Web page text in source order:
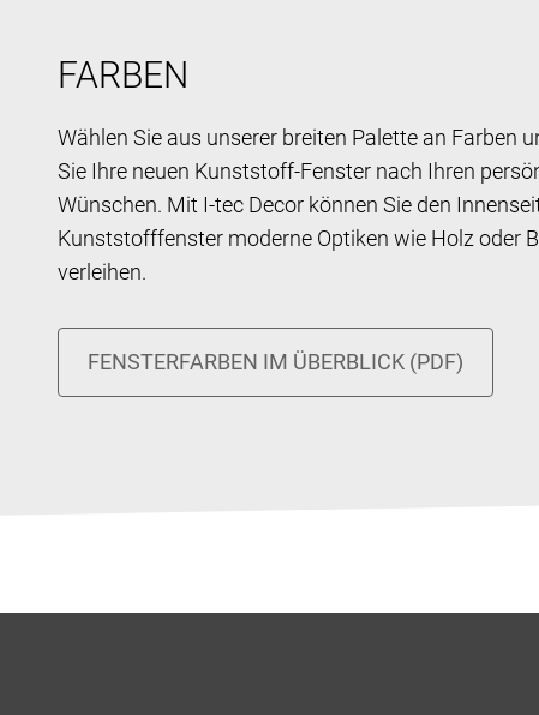
FARBEN
Wählen Sie aus unserer breiten Palette an Farben
Sie Ihre neuen Kunststoff-Fenster nach Ihren
Wünschen. Mit I-tec Decor können Sie den
Kunststofffenster moderne Optiken wie Holz oder
verleihen.